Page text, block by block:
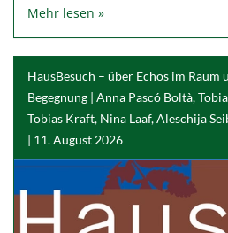
Mehr lesen »
HausBesuch – über Echos im Raum
Begegnung | Anna Pascó Boltà,
Tobias Kraft, Nina Laaf, Aleschija
| 11. August 2026